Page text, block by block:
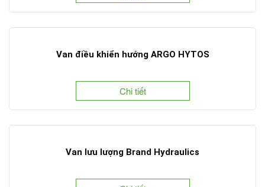
Van điều khiển hướng ARGO HYTOS
Chi tiết
Van lưu lượng Brand Hydraulics